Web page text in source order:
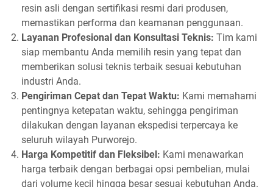
resin asli dengan sertifikasi resmi dari produsen,
memastikan performa dan keamanan penggunaan.
Layanan Profesional dan Konsultasi Teknis: Tim kami
siap membantu Anda memilih resin yang tepat dan
memberikan solusi teknis terbaik sesuai kebutuhan
industri Anda.
Pengiriman Cepat dan Tepat Waktu: Kami memahami
pentingnya ketepatan waktu, sehingga pengiriman
dilakukan dengan layanan ekspedisi terpercaya ke
seluruh wilayah Purworejo.
Harga Kompetitif dan Fleksibel: Kami menawarkan
harga terbaik dengan berbagai opsi pembelian, mulai
dari volume kecil hingga besar sesuai kebutuhan Anda.